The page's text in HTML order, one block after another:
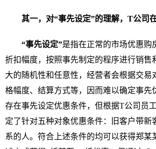
其一，对“事先设定”的理解，T公司
“事先设定”是指在正常的市场优惠购
折扣幅度，按照事先制定的程序进行销
大的随机性和任意性，经营者会根据交
格幅度、结算方式等，因而难以确定事
存在事先设定优惠条件，但根据T公司员
定了针对五种对象优惠条件：旧客户带
系的人。符合上述条件的均可以获得郑